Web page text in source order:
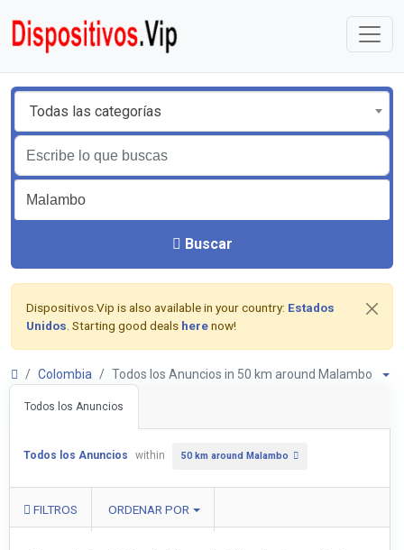
Todas las categorías
Buscar
Dispositivos.Vip is also available in your country: Estados
Unidos . Starting good deals herenow!
Colombia Todos los Anuncios in 50 km around Malambo
Todos los Anuncios
Todos los Anuncios within 50 km around Malambo
FILTROS ORDENAR POR